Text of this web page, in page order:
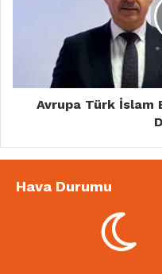
Avrupa Türk İslam
Hava Durumu